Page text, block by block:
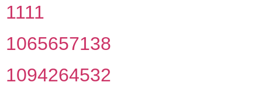
1111
1065657138
1094264532